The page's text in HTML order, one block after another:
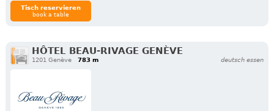
Tisch reservieren
book a table
HÔTEL BEAU-RIVAGE GENÈVE
1201 Genève 783 m deutsch essen